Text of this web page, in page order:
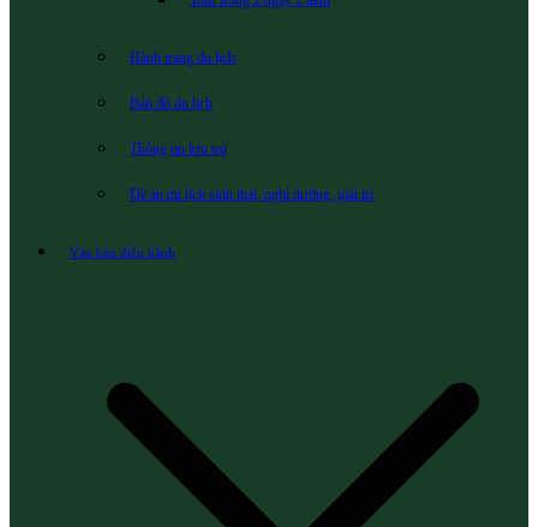
Hành trang du lịch
Bản đồ du lịch
Thông tin lưu trú
Đề án du lịch sinh thái, nghỉ dưỡng, giải trí
Văn bản điều hành